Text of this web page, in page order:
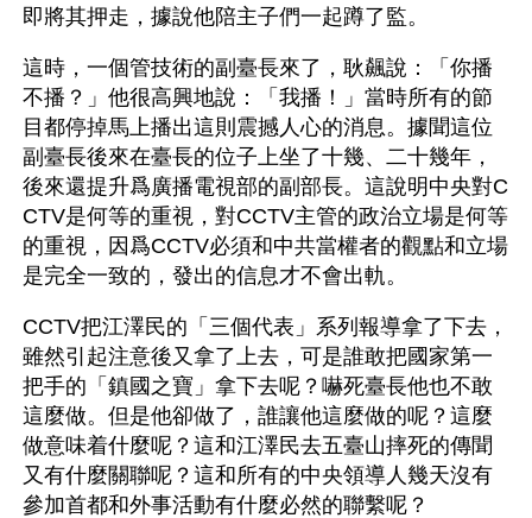
即將其押走，據說他陪主子們一起蹲了監。
這時，一個管技術的副臺長來了，耿飆說：「你播
不播？」他很高興地說：「我播！」當時所有的節
目都停掉馬上播出這則震撼人心的消息。據聞這位
副臺長後來在臺長的位子上坐了十幾、二十幾年，
後來還提升爲廣播電視部的副部長。這說明中央對C
CTV是何等的重視，對CCTV主管的政治立場是何等
的重視，因爲CCTV必須和中共當權者的觀點和立場
是完全一致的，發出的信息才不會出軌。
CCTV把江澤民的「三個代表」系列報導拿了下去，
雖然引起注意後又拿了上去，可是誰敢把國家第一
把手的「鎮國之寶」拿下去呢？嚇死臺長他也不敢
這麼做。但是他卻做了，誰讓他這麼做的呢？這麼
做意味着什麼呢？這和江澤民去五臺山摔死的傳聞
又有什麼關聯呢？這和所有的中央領導人幾天沒有
參加首都和外事活動有什麼必然的聯繫呢？